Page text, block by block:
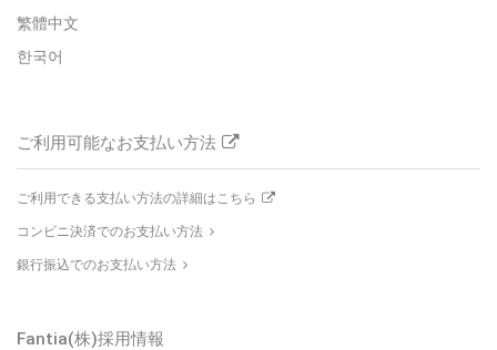
繁體中文
한국어
ご利用可能なお支払い方法
ご利用できる支払い方法の詳細はこちら
コンビニ決済でのお支払い方法
銀行振込でのお支払い方法
Fantia(株)採用情報